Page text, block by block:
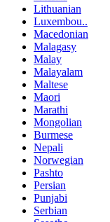
Lithuanian
Luxembou..
Macedonian
Malagasy
Malay
Malayalam
Maltese
Maori
Marathi
Mongolian
Burmese
Nepali
Norwegian
Pashto
Persian
Punjabi
Serbian